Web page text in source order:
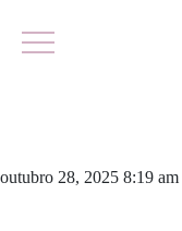
outubro 28, 2025 8:19 am